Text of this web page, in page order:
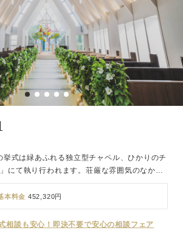
挙式は緑あふれる独立型チャペル、ひかりのチ
にて執り行われます。荘厳な雰囲気のなか、
包まれて、空から祝福の光のシャワーが降り注
、鮮やかな記憶となって、お二人の出発を祝福
ー会場は、少人数から大人数まで対応できる広
場がございます。
本料金 452,320円
相談も安心！即決不要で安心の相談フェア